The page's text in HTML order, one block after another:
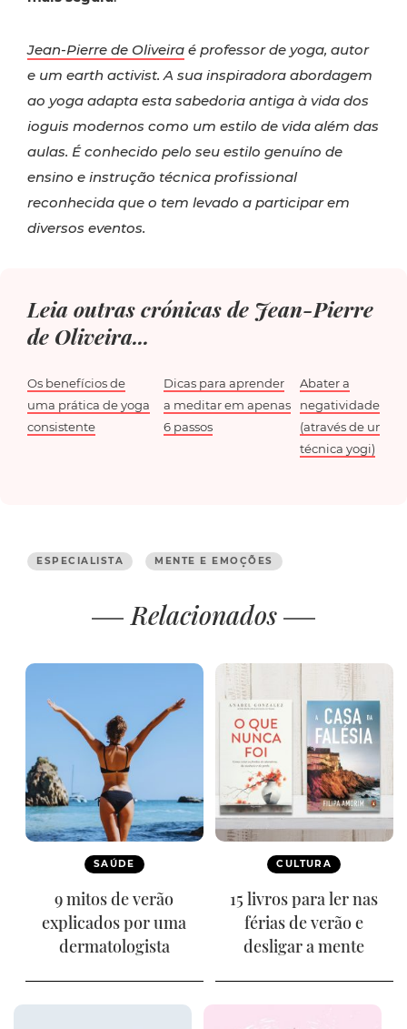
Jean-Pierre de Oliveira é professor de yoga, autor
e um earth activist. A sua inspiradora abordagem
ao yoga adapta esta sabedoria antiga à vida dos
ioguis modernos como um estilo de vida além das
aulas. É conhecido pelo seu estilo genuíno de
ensino e instrução técnica profissional
reconhecida que o tem levado a participar em
diversos eventos.
Leia outras crónicas de Jean-Pierre
de Oliveira...
Os benefícios de
uma prática de yoga
consistente
Dicas para aprender
a meditar em apenas
6 passos
Abater a
negatividade
(através de uma
técnica yogi)
ESPECIALISTA MENTE E EMOÇÕES
Relacionados
SAÚDE
9 mitos de verão
explicados por uma
dermatologista
CULTURA
15 livros para ler nas
férias de verão e
desligar a mente